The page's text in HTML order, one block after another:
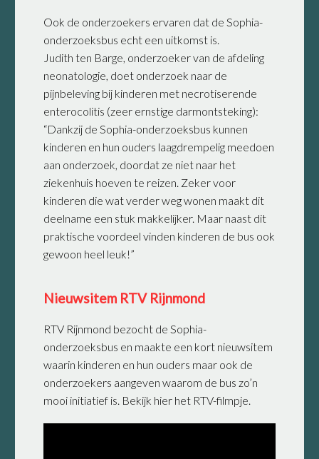
Ook de onderzoekers ervaren dat de Sophia-
onderzoeksbus echt een uitkomst is.
Judith ten Barge, onderzoeker van de afdeling
neonatologie, doet onderzoek naar de
pijnbeleving bij kinderen met necrotiserende
enterocolitis (zeer ernstige darmontsteking):
“Dankzij de Sophia-onderzoeksbus kunnen
kinderen en hun ouders laagdrempelig meedoen
aan onderzoek, doordat ze niet naar het
ziekenhuis hoeven te reizen. Zeker voor
kinderen die wat verder weg wonen maakt dit
deelname een stuk makkelijker. Maar naast dit
praktische voordeel vinden kinderen de bus ook
gewoon heel leuk!”
Nieuwsitem RTV Rijnmond
RTV Rijnmond bezocht de Sophia-
onderzoeksbus en maakte een kort nieuwsitem
waarin kinderen en hun ouders maar ook de
onderzoekers aangeven waarom de bus zo’n
mooi initiatief is. Bekijk hier het RTV-filmpje.